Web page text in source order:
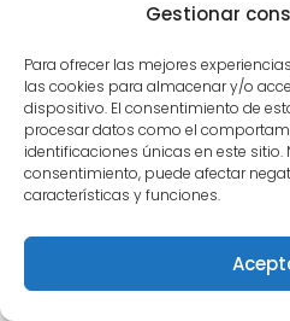
Gestionar
Para ofrecer las mejores
las cookies para almacenar y/o
dispositivo. El consentimiento de
procesar datos como el
identificaciones únicas en este sitio.
consentimiento, puede afectar
características y funciones.
oportunidad de guiar
Selección Risaralda en la
¿Cómo ha sido el
Risaralda?
«… Desde el año 2010 que
infantil, en ese entonces
98, fui adquiriendo la